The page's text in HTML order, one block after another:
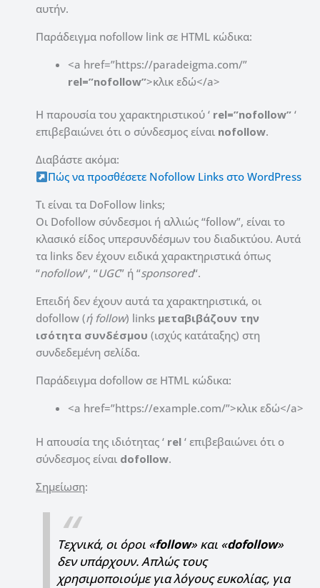
αυτήν.
Παράδειγμα nofollow link σε HTML κώδικα:
<a href=”https://paradeigma.com/”
rel=”nofollow”>κλικ εδώ</a>
Η παρουσία του χαρακτηριστικού ‘ rel=”nofollow” ‘
επιβεβαιώνει ότι ο σύνδεσμος είναι nofollow.
Διαβάστε ακόμα:
Πώς να προσθέσετε Nofollow Links στο WordPress
Τι είναι τα DoFollow links;
Οι Dofollow σύνδεσμοι ή αλλιώς “follow”, είναι το
κλασικό είδος υπερσυνδέσμων του διαδικτύου. Αυτά
τα links δεν έχουν ειδικά χαρακτηριστικά όπως
“nofollow“, “UGC” ή “sponsored“.
Επειδή δεν έχουν αυτά τα χαρακτηριστικά, οι
dofollow (ή follow) links μεταβιβάζουν την
ισότητα συνδέσμου (ισχύς κατάταξης) στη
συνδεδεμένη σελίδα.
Παράδειγμα dofollow σε HTML κώδικα:
<a href=”https://example.com/”>κλικ εδώ</a>
Η απουσία της ιδιότητας ‘ rel ‘ επιβεβαιώνει ότι ο
σύνδεσμος είναι dofollow.
Σημείωση:
Τεχνικά, οι όροι «follow» και «dofollow»
δεν υπάρχουν.Απλώς τους
χρησιμοποιούμε για λόγους ευκολίας, για